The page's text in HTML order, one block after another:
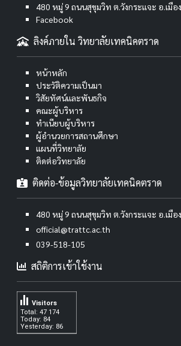
480 หมู่ 9 ถนนสุขุมวิท ต.วังกระแจะ อ.เมือ
Facebook
ลิงค์ภายใน วิทยาลัยเทคนิคตราด
หน้าหลัก
ประวัติความเป็นมา
วิสัยทัศน์และพันธกิจ
คณะผู้บริหาร
ทำเนียบผู้บริหาร
ผู้อำนวยการสถานศึกษา
แผนที่วิทยาลัย
ติดต่อวิทยาลัย
ติดต่อ-ข้อมูลวิทยาลัยเทคนิคตราด
480 หมู่ 9 ถนนสุขุมวิท ต.วังกระแจะ อ.เมือ
official@trattc.ac.th
039-518-105
สถิติการเข้าใช้งาน
Total: 47 174
Today: 84
Yesterday: 86
Visitors